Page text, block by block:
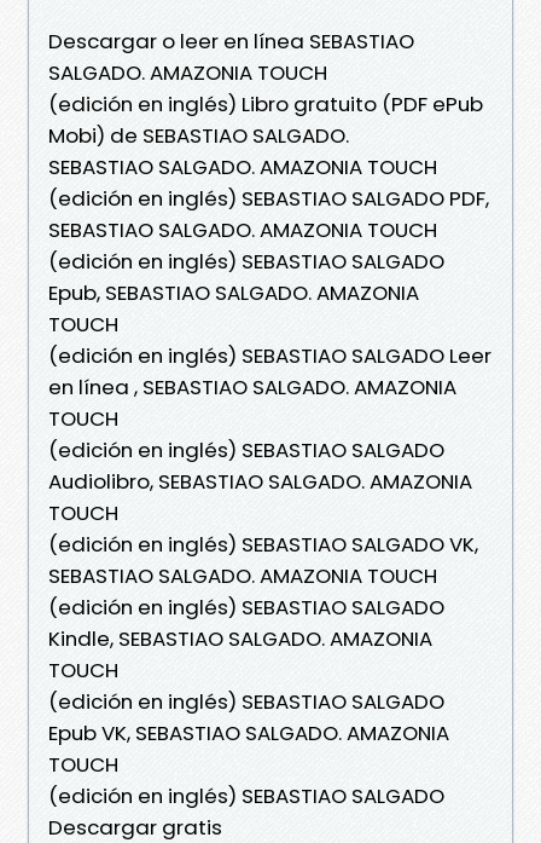
Descargar o leer en línea SEBASTIAO
SALGADO. AMAZONIA TOUCH
(edición en inglés) Libro gratuito (PDF ePub
Mobi) de SEBASTIAO SALGADO.
SEBASTIAO SALGADO. AMAZONIA TOUCH
(edición en inglés) SEBASTIAO SALGADO PDF,
SEBASTIAO SALGADO. AMAZONIA TOUCH
(edición en inglés) SEBASTIAO SALGADO
Epub, SEBASTIAO SALGADO. AMAZONIA
TOUCH
(edición en inglés) SEBASTIAO SALGADO Leer
en línea , SEBASTIAO SALGADO. AMAZONIA
TOUCH
(edición en inglés) SEBASTIAO SALGADO
Audiolibro, SEBASTIAO SALGADO. AMAZONIA
TOUCH
(edición en inglés) SEBASTIAO SALGADO VK,
SEBASTIAO SALGADO. AMAZONIA TOUCH
(edición en inglés) SEBASTIAO SALGADO
Kindle, SEBASTIAO SALGADO. AMAZONIA
TOUCH
(edición en inglés) SEBASTIAO SALGADO
Epub VK, SEBASTIAO SALGADO. AMAZONIA
TOUCH
(edición en inglés) SEBASTIAO SALGADO
Descargar gratis